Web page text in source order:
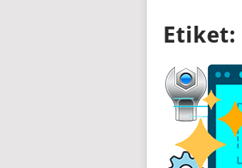
Etiket: